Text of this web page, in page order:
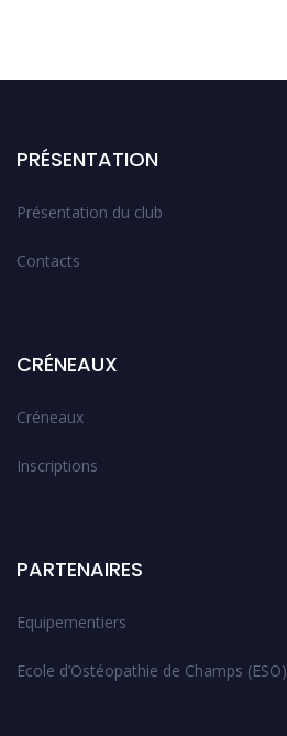
PRÉSENTATION
Présentation du club
Contacts
CRÉNEAUX
Créneaux
Inscriptions
PARTENAIRES
Equipementiers
Ecole d’Ostéopathie de Champs (ESO)